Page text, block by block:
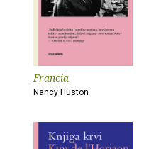
Francia
Nancy Huston